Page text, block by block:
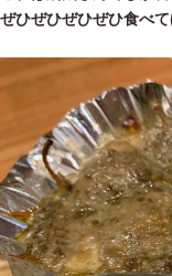
ぜひぜひぜひぜひ食べ